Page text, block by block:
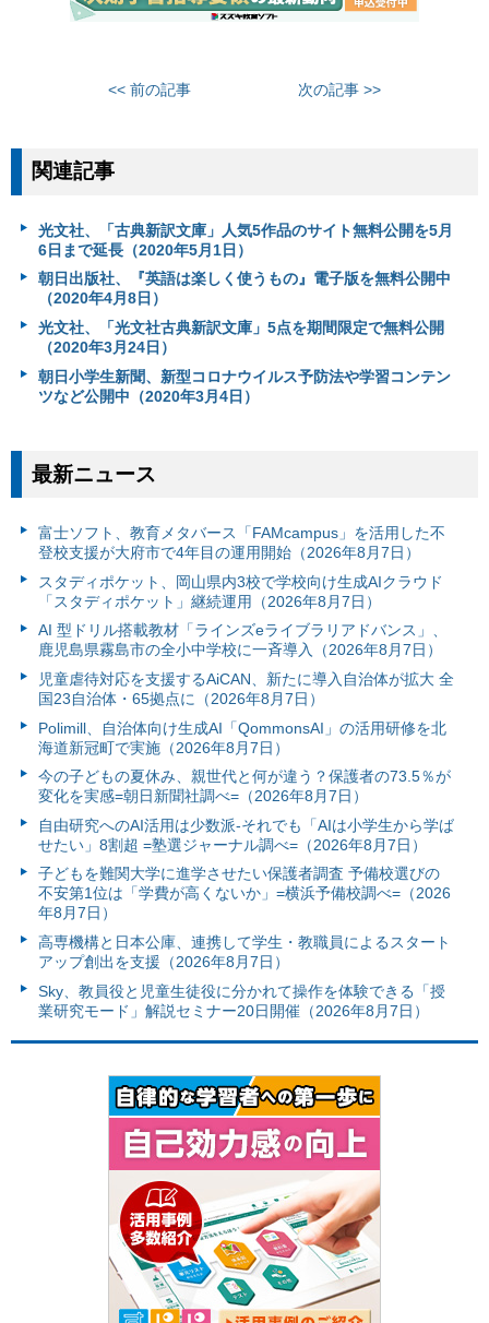
<< 前の記事 次の記事 >>
関連記事
光文社、「古典新訳⽂庫」人気5作品のサイト無料公開を5⽉
6⽇まで延長（2020年5月1日）
朝日出版社、『英語は楽しく使うもの』電子版を無料公開中
（2020年4月8日）
光文社、「光文社古典新訳文庫」5点を期間限定で無料公開
（2020年3月24日）
朝日小学生新聞、新型コロナウイルス予防法や学習コンテン
ツなど公開中（2020年3月4日）
最新ニュース
富⼠ソフト、教育メタバース「FAMcampus」を活用した不
登校支援が大府市で4年目の運用開始（2026年8月7日）
スタディポケット、岡山県内3校で学校向け生成AIクラウド
「スタディポケット」継続運用（2026年8月7日）
AI 型ドリル搭載教材「ラインズeライブラリアドバンス」、
鹿児島県霧島市の全小中学校に一斉導入（2026年8月7日）
児童虐待対応を支援するAiCAN、新たに導入自治体が拡大 全
国23自治体・65拠点に（2026年8月7日）
Polimill、自治体向け生成AI「QommonsAI」の活用研修を北
海道新冠町で実施（2026年8月7日）
今の子どもの夏休み、親世代と何が違う？保護者の73.5％が
変化を実感=朝日新聞社調べ=（2026年8月7日）
自由研究へのAI活用は少数派-それでも「AIは小学生から学ば
せたい」8割超 =塾選ジャーナル調べ=（2026年8月7日）
子どもを難関大学に進学させたい保護者調査 予備校選びの
不安第1位は「学費が高くないか」=横浜予備校調べ=（2026
年8月7日）
高専機構と日本公庫、連携して学生・教職員によるスタート
アップ創出を支援（2026年8月7日）
Sky、教員役と児童生徒役に分かれて操作を体験できる「授
業研究モード」解説セミナー20日開催（2026年8月7日）